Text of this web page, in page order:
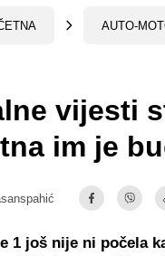
AUTO-
vijesti
im je
1 još nije ni počela